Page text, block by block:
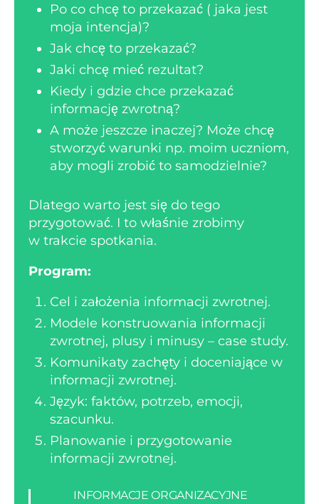
Po co chcę to przekazać ( jaka jest
moja intencja)?
Jak chcę to przekazać?
Jaki chcę mieć rezultat?
Kiedy i gdzie chce przekazać
informację zwrotną?
A może jeszcze inaczej? Może chcę
stworzyć warunki np. moim uczniom,
aby mogli zrobić to samodzielnie?
Dlatego warto jest się do tego
przygotować. I to właśnie zrobimy
w trakcie spotkania.
Program:
Cel i założenia informacji zwrotnej.
Modele konstruowania informacji
zwrotnej, plusy i minusy – case study.
Komunikaty zachęty i doceniające w
informacji zwrotnej.
Język: faktów, potrzeb, emocji,
szacunku.
Planowanie i przygotowanie
informacji zwrotnej.
INFORMACJE ORGANIZACYJNE